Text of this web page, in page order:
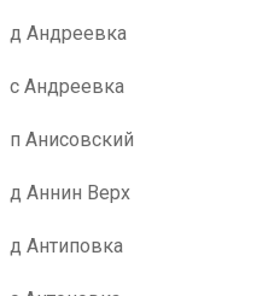
д Андреевка
с Андреевка
п Анисовский
д Аннин Верх
д Антиповка